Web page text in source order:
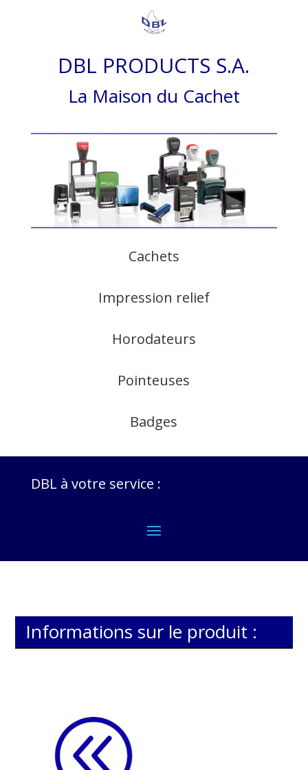
DBL PRODUCTS S.A.
La Maison du Cachet
Cachets
Impression relief
Horodateurs
Pointeuses
Badges
DBL à votre service :
Informations sur le produit :